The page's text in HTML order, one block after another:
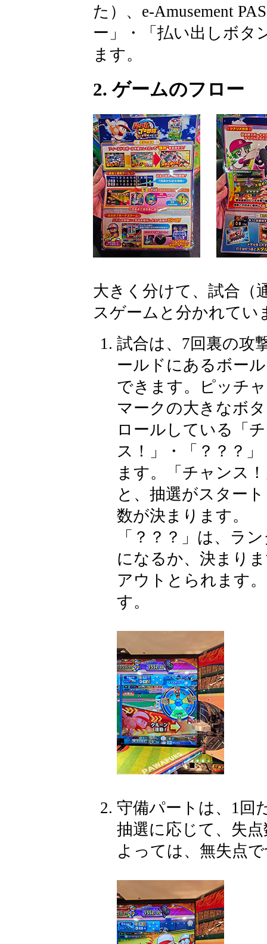
た）、e-Amusement
ー」・「払い出しボタ
ます。
2. ゲームのフロー
大きく分けて、試合（
スゲームと分かれてい
試合は、7回裏の攻
ールドにあるボー
できます。ピッチ
マークの大きなボ
ロールしている「
ス！」・「？？？
ます。「チャンス
と、抽選がスター
数が決まります。
「？？？」は、ラ
になるか、決まり
アウトとられます
す。
守備パートは、1回
抽選に応じて、失
よっては、無失点